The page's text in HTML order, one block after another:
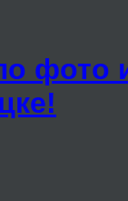
фото